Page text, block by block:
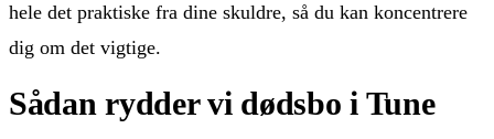
hele det praktiske fra dine skuldre, så du kan koncentrere
dig om det vigtige.
Sådan rydder vi dødsbo i Tune